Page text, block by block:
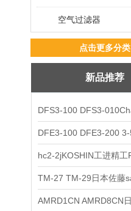
空气过滤器
点击更多分类
新品推荐